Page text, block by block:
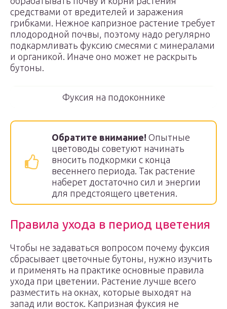
средствами от вредителей и заражения
грибками. Нежное капризное растение требует
плодородной почвы, поэтому надо регулярно
подкармливать фуксию смесями с минералами
и органикой. Иначе оно может не раскрыть
бутоны.
Фуксия на подоконнике
Обратите внимание! Опытные
цветоводы советуют начинать
вносить подкормки с конца
весеннего периода. Так растение
наберет достаточно сил и энергии
для предстоящего цветения.
Правила ухода в период цветения
Чтобы не задаваться вопросом почему фуксия
сбрасывает цветочные бутоны, нужно изучить
и применять на практике основные правила
ухода при цветении. Растение лучше всего
разместить на окнах, которые выходят на
запад или восток. Капризная фуксия не